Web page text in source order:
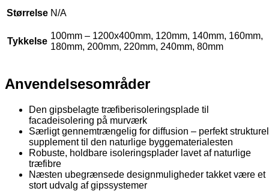
Størrelse N/A
Tykkelse
100mm – 1200x400mm, 120mm, 140mm, 160mm,
180mm, 200mm, 220mm, 240mm, 80mm
Anvendelsesområder
Den gipsbelagte træfiberisoleringsplade til
facadeisolering på murværk
Særligt gennemtrængelig for diffusion – perfekt
supplement til den naturlige byggematerialesten
Robuste, holdbare isoleringsplader lavet af naturlige
træfibre
Næsten ubegrænsede designmuligheder takket være et
stort udvalg af gipssystemer